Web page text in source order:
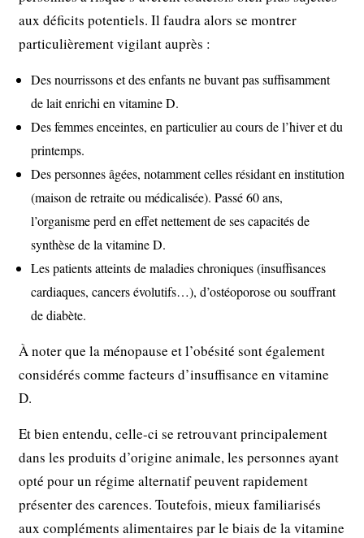
aux déficits potentiels. Il faudra alors se montrer
particulièrement vigilant auprès :
Des nourrissons et des enfants ne buvant pas suffisamment
de lait enrichi en vitamine D.
Des femmes enceintes, en particulier au cours de l’hiver et du
printemps.
Des personnes âgées, notamment celles résidant en institution
(maison de retraite ou médicalisée). Passé 60 ans,
l’organisme perd en effet nettement de ses capacités de
synthèse de la vitamine D.
Les patients atteints de maladies chroniques (insuffisances
cardiaques, cancers évolutifs…), d’ostéoporose ou souffrant
de diabète.
À noter que la ménopause et l’obésité sont également
considérés comme facteurs d’insuffisance en vitamine
D.
Et bien entendu, celle-ci se retrouvant principalement
dans les produits d’origine animale, les personnes ayant
opté pour un régime alternatif peuvent rapidement
présenter des carences. Toutefois, mieux familiarisés
aux compléments alimentaires par le biais de la vitamine